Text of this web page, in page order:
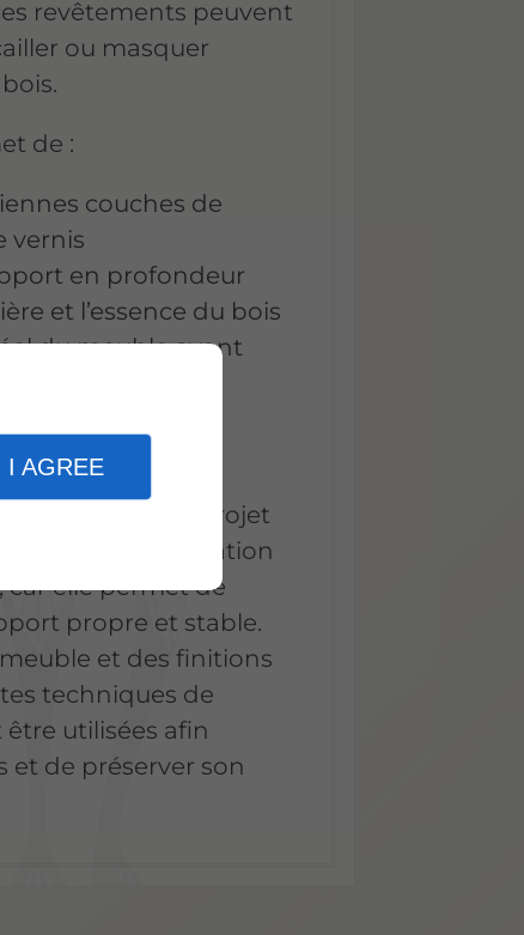
I AGREE
revêtements peuvent
ou masquer
de :
couches de
vernis
en profondeur
et l’essence du bois
du meuble avant
dans un projet
ou de rénovation
elle permet de
propre et stable.
et des finitions
techniques de
utilisées afin
et de préserver son